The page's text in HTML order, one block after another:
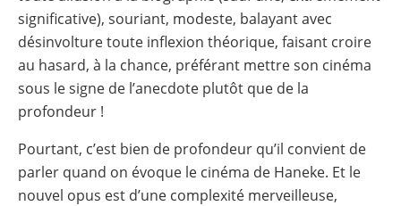
significative), souriant, modeste, balayant avec
désinvolture toute inflexion théorique, faisant croire
au hasard, à la chance, préférant mettre son cinéma
sous le signe de l’anecdote plutôt que de la
profondeur !
Pourtant, c’est bien de profondeur qu’il convient de
parler quand on évoque le cinéma de Haneke. Et le
nouvel opus est d’une complexité merveilleuse,